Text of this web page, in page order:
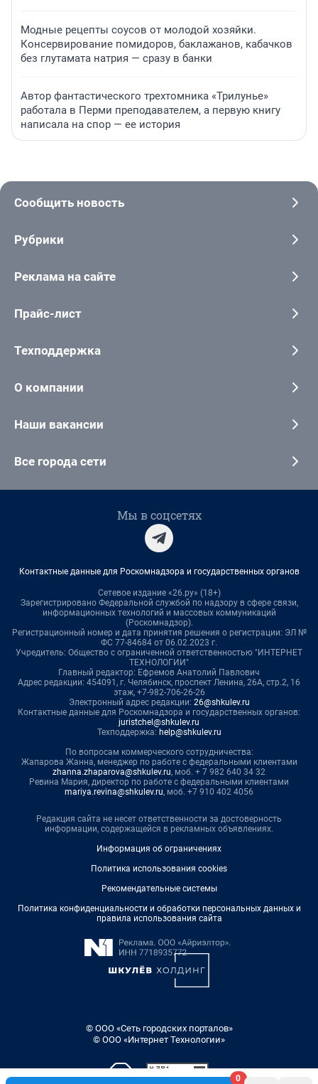
0
Модные рецепты соусов от молодой хозяйки.
Консервирование помидоров, баклажанов, кабачков
без глутамата натрия — сразу в банки
Автор фантастического трехтомника «Трилунье»
работала в Перми преподавателем, а первую книгу
написала на спор — ее история
Сообщить новость
Рубрики
Реклама на сайте
Прайс-лист
Техподдержка
О компании
Наши вакансии
Все города сети
Мы в соцсетях
Контактные данные для Роскомнадзора и государственных органов
Сетевое издание «26.ру» (18+)
Зарегистрировано Федеральной службой по надзору в сфере связи,
информационных технологий и массовых коммуникаций
(Роскомнадзор).
Регистрационный номер и дата принятия решения о регистрации: ЭЛ №
ФС 77-84684 от 06.02.2023 г.
Учредитель: Общество с ограниченной ответственностью "ИНТЕРНЕТ
ТЕХНОЛОГИИ"
Главный редактор: Ефремов Анатолий Павлович
Адрес редакции: 454091, г. Челябинск, проспект Ленина, 26А, стр.2, 16
этаж, +7-982-706-26-26
Электронный адрес редакции: 26@shkulev.ru
Контактные данные для Роскомнадзора и государственных органов:
juristchel@shkulev.ru
Техподдержка: help@shkulev.ru
По вопросам коммерческого сотрудничества:
Жапарова Жанна, менеджер по работе с федеральными клиентами
zhanna.zhaparova@shkulev.ru, моб. + 7 982 640 34 32
Ревина Мария, директор по работе с федеральными клиентами
mariya.revina@shkulev.ru, моб. +7 910 402 4056
Редакция сайта не несет ответственности за достоверность
информации, содержащейся в рекламных объявлениях.
Информация об ограничениях
Политика использования cookies
Рекомендательные системы
Политика конфиденциальности и обработки персональных данных и
правила использования сайта
© ООО «Сеть городских порталов»
© ООО «Интернет Технологии»